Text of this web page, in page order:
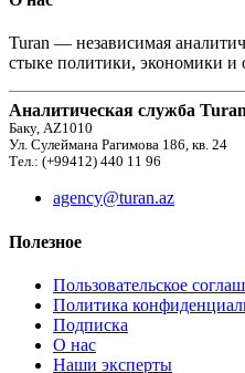
Turan — независимая
стыке политики, экономики и
Аналитическая служба Turan
Баку, AZ1010
Ул. Сулеймана Рагимова 186, кв. 24
Тел.: (+99412) 440 11 96
agency@turan.az
Полезное
Пользовательское
Политика
Подписка
О нас
Наши эксперты